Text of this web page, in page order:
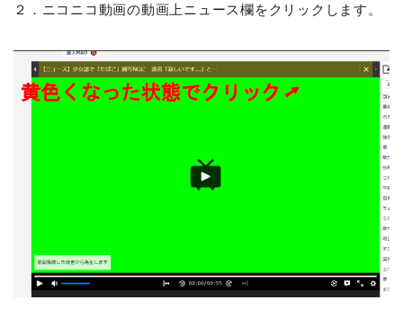
２．ニコニコ動画の動画上ニュース欄をクリックします。